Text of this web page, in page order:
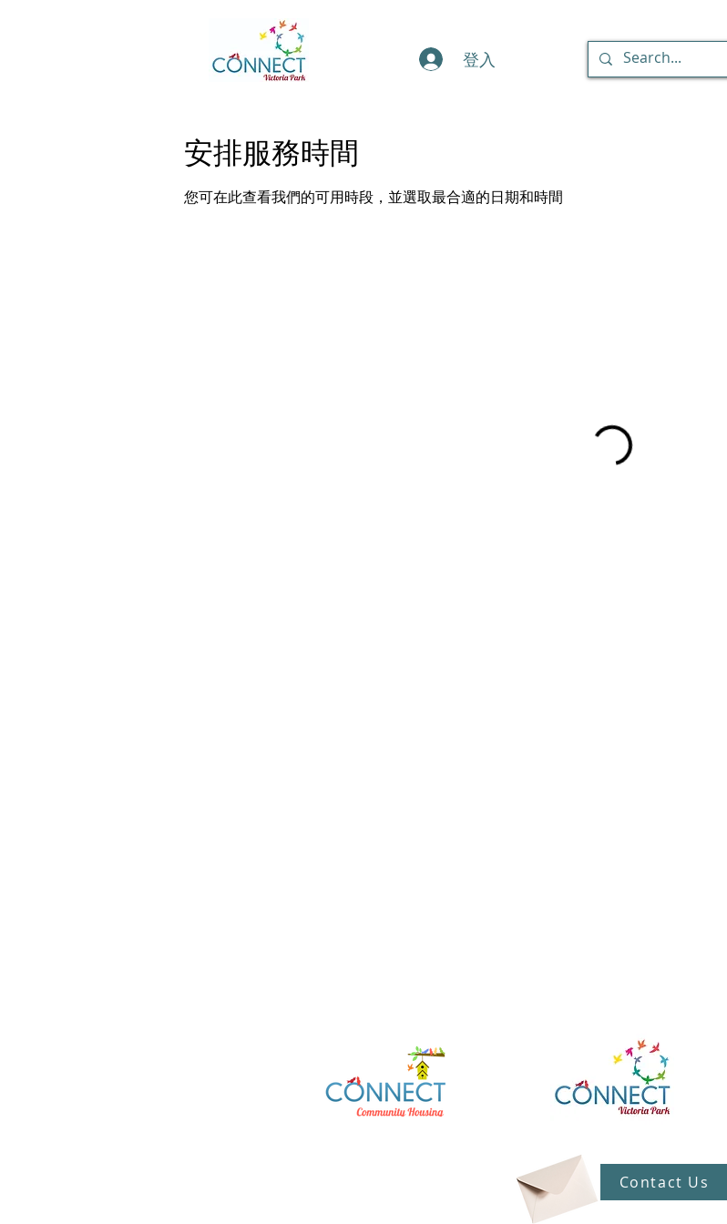
登入
安排服務時間
您可在此查看我們的可用時段，並選取最合適的日期和時間
Contact Us